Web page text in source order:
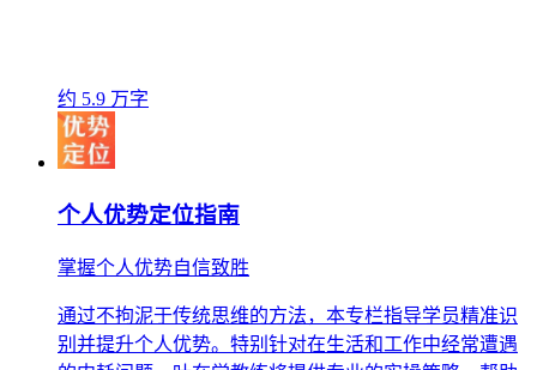
约 5.9 万字
个人优势定位指南
掌握个人优势自信致胜
通过不拘泥于传统思维的方法，本专栏指导学员精准识
别并提升个人优势。特别针对在生活和工作中经常遭遇